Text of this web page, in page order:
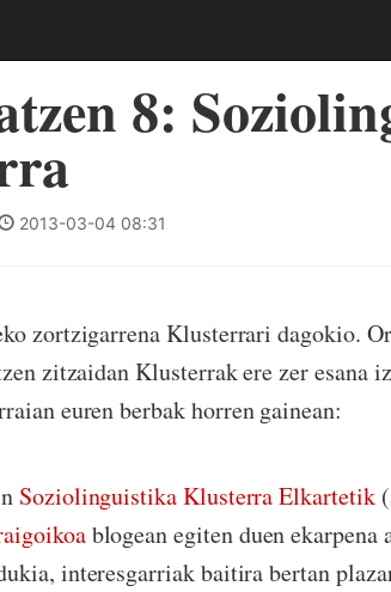
8:
2013-03-04 08:31
zortzigarrena Klusterrari dagokio.
zitzaidan Klusterrak ere zer esana
euren berbak horren gainean:
Soziolinguistika Klusterra Elkartetik
blogean egiten duen
interesgarriak baitira bertan